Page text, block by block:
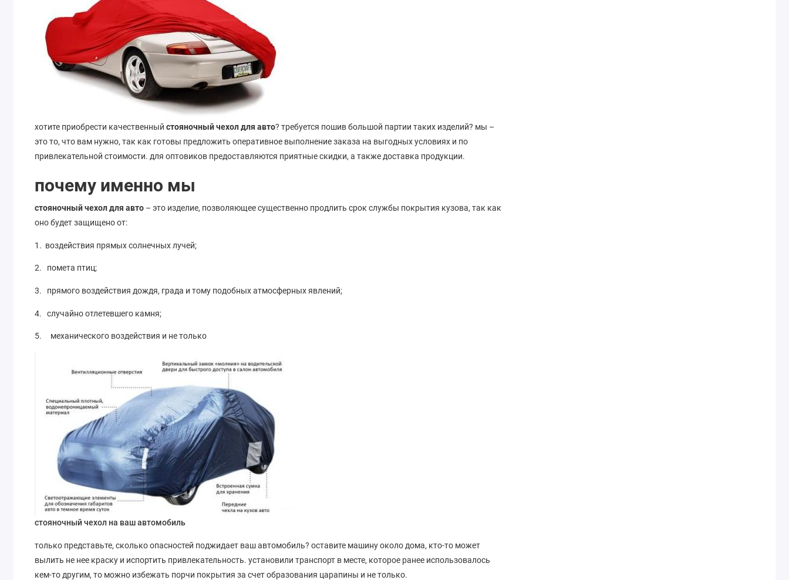
хотите приобрести качественныйстояночный чехол для авто? требуется пошив большой партии таких изделий? мы –
это то, что вам нужно, так как готовы предложить оперативное выполнение заказа на выгодных условиях и по
привлекательной стоимости. для оптовиков предоставляются приятные скидки, а также доставка продукции.
почему именно мы
стояночный чехол для авто – это изделие, позволяющее существенно продлить срок службы покрытия кузова, так как
оно будет защищено от:
1. воздействия прямых солнечных лучей;
2. помета птиц;
3. прямого воздействия дождя, града и тому подобных атмосферных явлений;
4. случайно отлетевшего камня;
5. механического воздействия и не только
стояночный чехол на ваш автомобиль
только представьте, сколько опасностей поджидает ваш автомобиль? оставите машину около дома, кто-то может
вылить не нее краску и испортить привлекательность. установили транспорт в месте, которое ранее использовалось
кем-то другим, то можно избежать порчи покрытия за счет образования царапины и не только.